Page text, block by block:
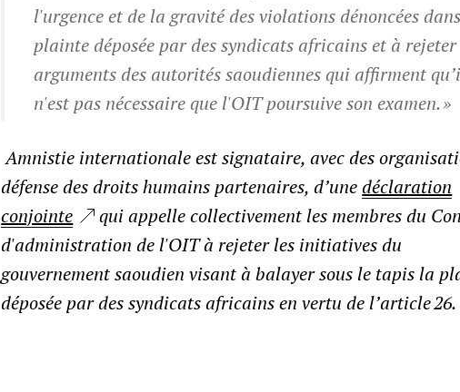
l'urgence et de la gravité des violations dénoncées
plainte déposée par des syndicats africains et à rejeter
arguments des autorités saoudiennes qui affirment
n'est pas nécessaire que l'OIT poursuive son examen. »
Amnistie internationale est signataire, avec des
défense des droits humains partenaires, d’une déclaration
conjointe
qui appelle collectivement les membres du
d'administration de l'OIT à rejeter les initiatives du
gouvernement saoudien visant à balayer sous le tapis la
déposée par des syndicats africains en vertu de l’article 26.